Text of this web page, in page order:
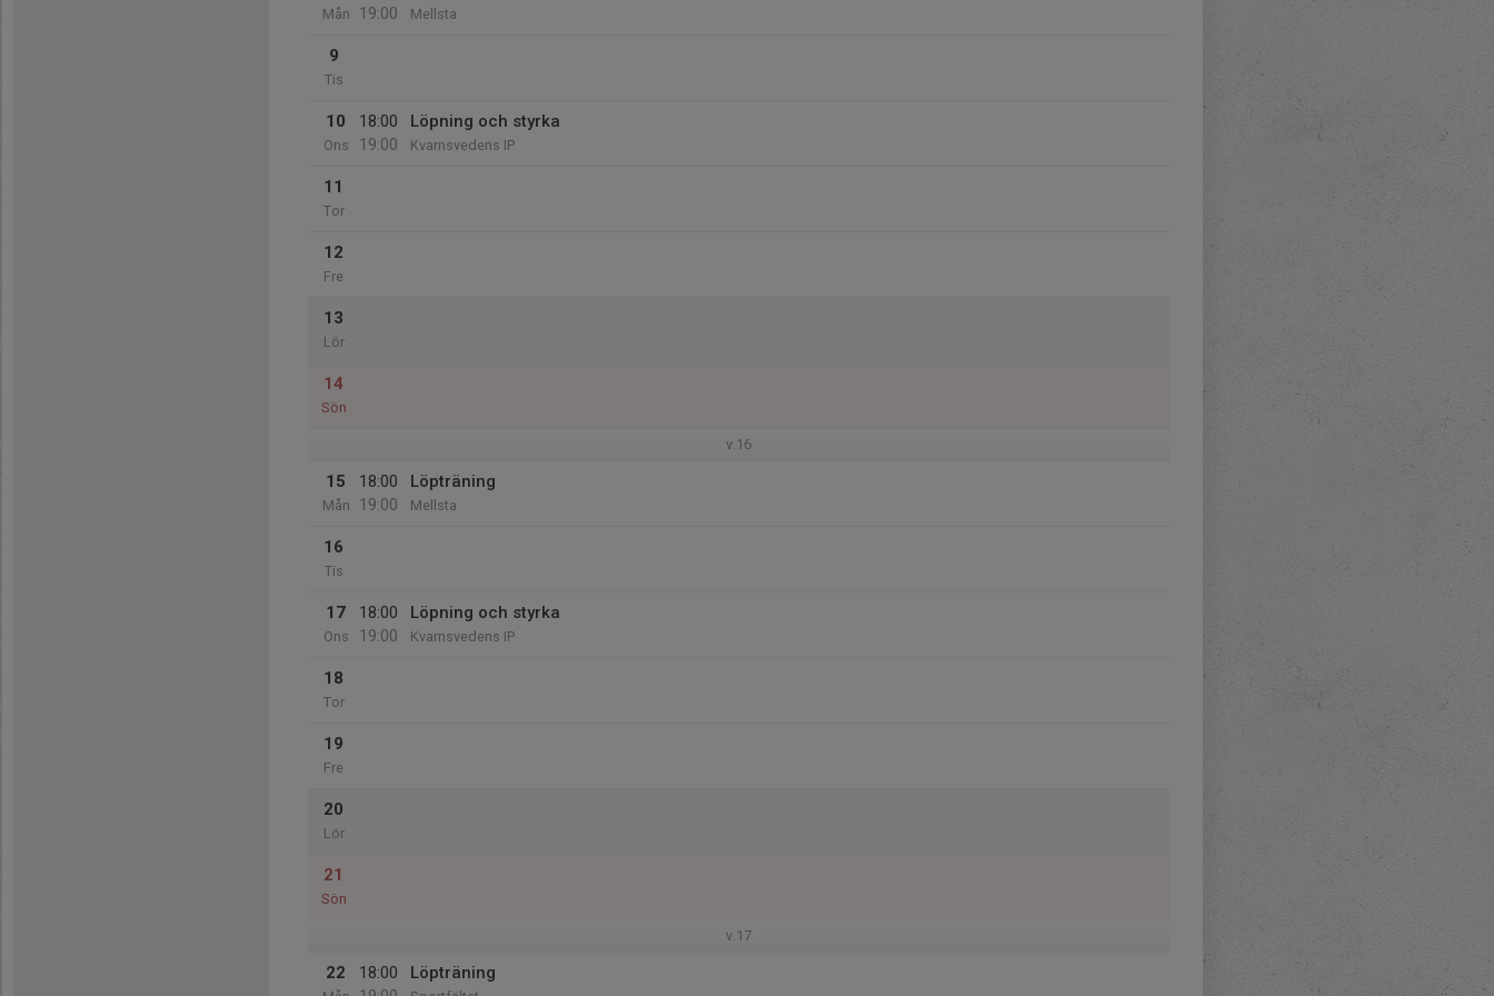
Mån 19:00 Mellsta
9
Tis
10
Ons
18:00
19:00
Löpning och styrka
Kvarnsvedens IP
11
Tor
12
Fre
13
Lör
14
Sön
v.16
15
Mån
18:00
19:00
Löpträning
Mellsta
16
Tis
17
Ons
18:00
19:00
Löpning och styrka
Kvarnsvedens IP
18
Tor
19
Fre
20
Lör
21
Sön
v.17
22
18:00
Löpträning